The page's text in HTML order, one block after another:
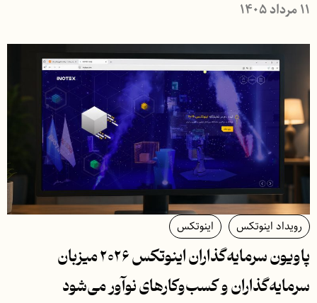
۱۱ مرداد ۱۴۰۵
رویداد اینوتکس اینوتکس
پاویون سرمایه‌گذاران اینوتکس ۲۰۲۶ میزبان
سرمایه‌گذاران و کسب‌وکارهای نوآور می‌شود